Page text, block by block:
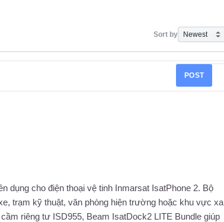
Sort by
POST
dụng cho điện thoại vệ tinh Inmarsat IsatPhone 2. Bộ
trạm kỹ thuật, văn phòng hiện trường hoặc khu vực xa
riêng tư ISD955, Beam IsatDock2 LITE Bundle giúp